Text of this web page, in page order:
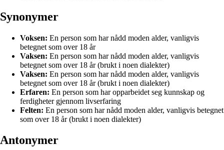
Synonymer
Voksen: En person som har nådd moden alder, vanligvis
betegnet som over 18 år
Vaksen: En person som har nådd moden alder, vanligvis
betegnet som over 18 år (brukt i noen dialekter)
Vaksen: En person som har nådd moden alder, vanligvis
betegnet som over 18 år (brukt i noen dialekter)
Erfaren: En person som har opparbeidet seg kunnskap og
ferdigheter gjennom livserfaring
Felten: En person som har nådd moden alder, vanligvis betegnet
som over 18 år (brukt i noen dialekter)
Antonymer